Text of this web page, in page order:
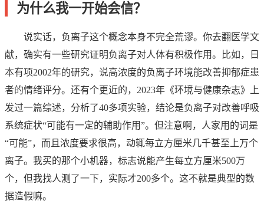
为什么我一开始会信？
说实话，负离子这个概念本身不完全荒谬。你去翻医学文
献，确实有一些研究证明负离子对人体有积极作用。比如，日
本有项2002年的研究，说高浓度的负离子环境能改善抑郁症患
者的情绪评分。还有个更近的，2023年《环境与健康杂志》上
发过一篇综述，分析了40多项实验，结论是负离子对改善呼吸
系统症状“可能有一定的辅助作用”。但注意啊，人家用的词是
“可能”，而且浓度要求很高，动辄每立方厘米几千甚至上万个
离子。我买的那个小机器，标志说能产生每立方厘米500万
个，但我找人测了一下，实际才200多个。这不就是典型的数
据造假嘛。